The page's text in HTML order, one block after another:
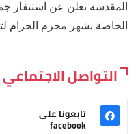
المقدسة تعلن عن استنفار
الخاصة بشهر محرم الحرام
التواصل الاجتماعي
تابعونا على
facebook